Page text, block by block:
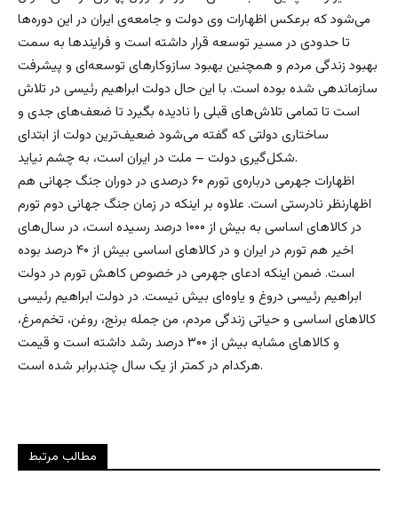
می‌شود که برعکس اظهارات وی دولت و جامعه‌ی ایران در این دوره‌ها
تا حدودی در مسیر توسعه قرار داشته است و فرایندها به سمت
بهبود زندگی مردم و همچنین بهبود سازوکارهای توسعه‌ای و پیشرفت
سازماندهی شده بوده است. با این حال دولت ابراهیم رئیسی در تلاش
است تا تمامی تلاش‌های قبلی را نادیده بگیرد تا ضعف‌های جدی و
ساختاری دولتی که گفته می‌شود ضعیف‌‌ترین دولت از ابتدای
شکل‌گیری دولت‌ – ملت در ایران است، به چشم نیاید.
اظهارات جهرمی درباره‌ی تورم ۶۰ درصدی در دوران جنگ جهانی هم
اظهارنظر نادرستی است. علاوه بر اینکه در زمان جنگ جهانی دوم تورم
در کالاهای اساسی به بیش از ۱۰۰۰ درصد رسیده است، در سال‌های
اخیر هم تورم در ایران و در کالاهای اساسی بیش از ۴۰ درصد بوده
است. ضمن اینکه ادعای جهرمی در خصوص کاهش تورم در دولت
ابراهیم رئيسی دروغ و یاوه‌‌ای بیش نیست. در دولت ابراهیم رئیسی
کالاهای اساسی و حیاتی زندگی مردم، من جمله برنج، روغن، تخم‌مرغ،
و کالاهای مشابه بیش از ۳۰۰ درصد رشد داشته است و قیمت
هرکدام در کمتر از یک سال چندبرابر شده است.
مطالب مرتبط